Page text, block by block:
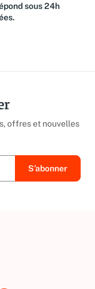
sous 24h
offres et nouvelles